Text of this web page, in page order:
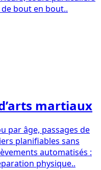
bout en bout..
martiaux
par âge, passages de
planifiables sans
automatisés :
physique..